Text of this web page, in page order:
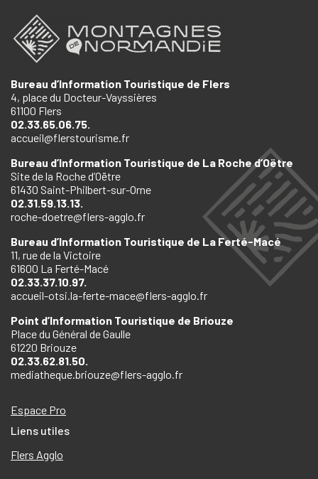
Bureau d’Information Touristique de Flers
4, place du Docteur-Vayssières
61100 Flers
02.33.65.06.75.
accueil@flerstourisme.fr
Bureau d’Information Touristique de La Roche d’Oëtre
Site de la Roche d’Oëtre
61430 Saint-Philbert-sur-Orne
02.31.59.13.13.
roche-doetre@flers-agglo.fr
Bureau d’Information Touristique de La Ferté-Macé
11, rue de la Victoire
61600 La Ferté-Macé
02.33.37.10.97.
accueil-otsi.la-ferte-mace@flers-agglo.fr
Point d’Information Touristique de Briouze
Place du Général de Gaulle
61220 Briouze
02.33.62.81.50.
mediatheque.briouze@flers-agglo.fr
Espace Pro
Liens utiles
Flers Agglo